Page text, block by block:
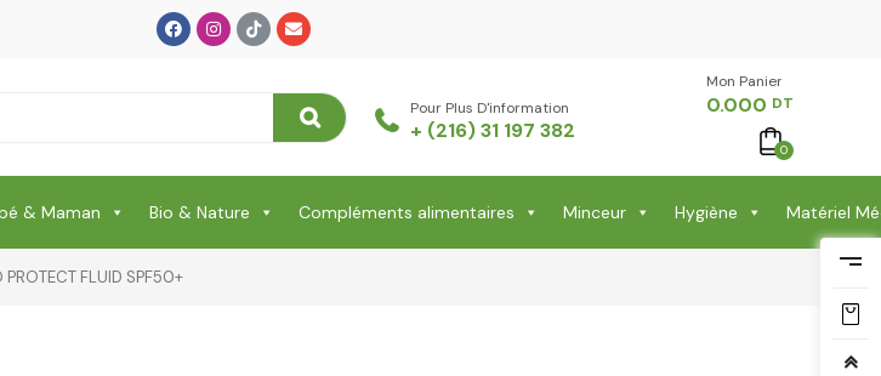
Pour Plus D'information
+ (216) 31 197 382
Mon Panier -
0.000 DT
0
& Maman Bio & Nature Compléments alimentaires Minceur Hygiène Matériel
PROTECT FLUID SPF50+